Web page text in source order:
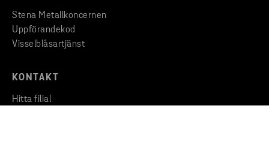
Stena Metallkoncernen
Uppförandekod
Visselblåsartjänst
KONTAKT
Hitta filial